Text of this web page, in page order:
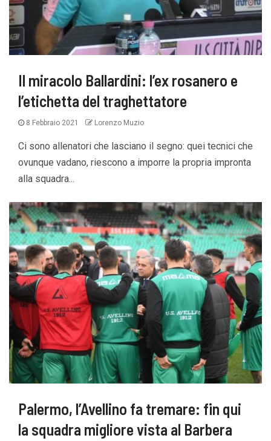
Il miracolo Ballardini: l’ex rosanero e
l’etichetta del traghettatore
8 Febbraio 2021 Lorenzo Muzio
Ci sono allenatori che lasciano il segno: quei tecnici che
ovunque vadano, riescono a imporre la propria impronta
alla squadra...
Palermo, l’Avellino fa tremare: fin qui
la squadra migliore vista al Barbera